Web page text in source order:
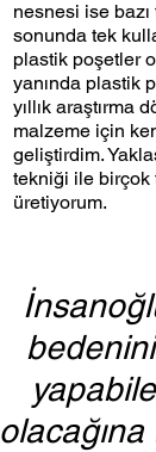
nesnesi ise
sonunda tek
plastik poşetler
yanında plastik
yıllık araştırma
malzeme için
geliştirdim.
tekniği ile birçok
üretiyorum.
olacağına